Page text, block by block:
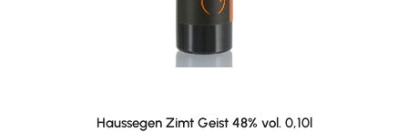
Haussegen Zimt Geist 48% vol. 0,10l